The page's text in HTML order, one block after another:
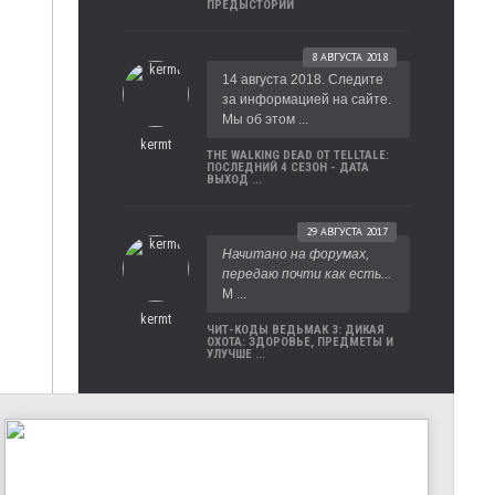
ПРЕДЫСТОРИИ
kermt
8 АВГУСТА 2018
14 августа 2018. Следите
за информацией на сайте.
Мы об этом ...
THE WALKING DEAD ОТ TELLTALE:
ПОСЛЕДНИЙ 4 СЕЗОН - ДАТА
ВЫХОД ...
kermt
29 АВГУСТА 2017
Начитано на форумах,
передаю почти как есть...
М ...
ЧИТ-КОДЫ ВЕДЬМАК 3: ДИКАЯ
ОХОТА: ЗДОРОВЬЕ, ПРЕДМЕТЫ И
УЛУЧШЕ ...